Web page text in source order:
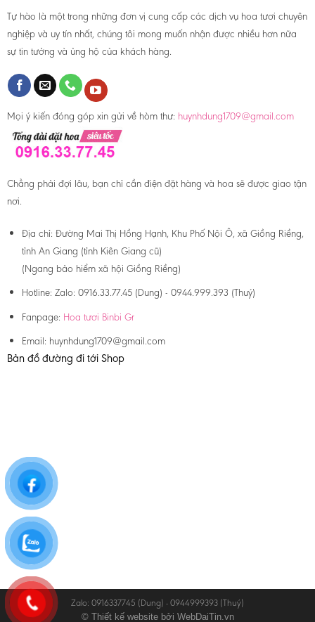
Tự hào là một trong những đơn vị cung cấp các dịch vụ hoa tươi chuyên
nghiệp và uy tín nhất, chúng tôi mong muốn nhận được nhiều hơn nữa
sự tin tưởng và ủng hộ của khách hàng.
Mọi ý kiến đóng góp xin gửi về hòm thư: huynhdung1709@gmail.com
Chẳng phải đợi lâu, bạn chỉ cần điện đặt hàng và hoa sẽ được giao tận
nơi.
Địa chỉ: Đường Mai Thị Hồng Hạnh, Khu Phố Nội Ô, xã Giồng Riềng,
tỉnh An Giang (tỉnh Kiên Giang cũ)
(Ngang bảo hiểm xã hội Giồng Riềng)
Hotline: Zalo: 0916.33.77.45 (Dung) - 0944.999.393 (Thuý)
Fanpage: Hoa tươi Binbi Gr
Email: huynhdung1709@gmail.com
Bản đồ đường đi tới Shop
Zalo: 0916337745 (Dung) - 0944999393 (Thuý)
© Thiết kế website bởi WebDaiTin.vn